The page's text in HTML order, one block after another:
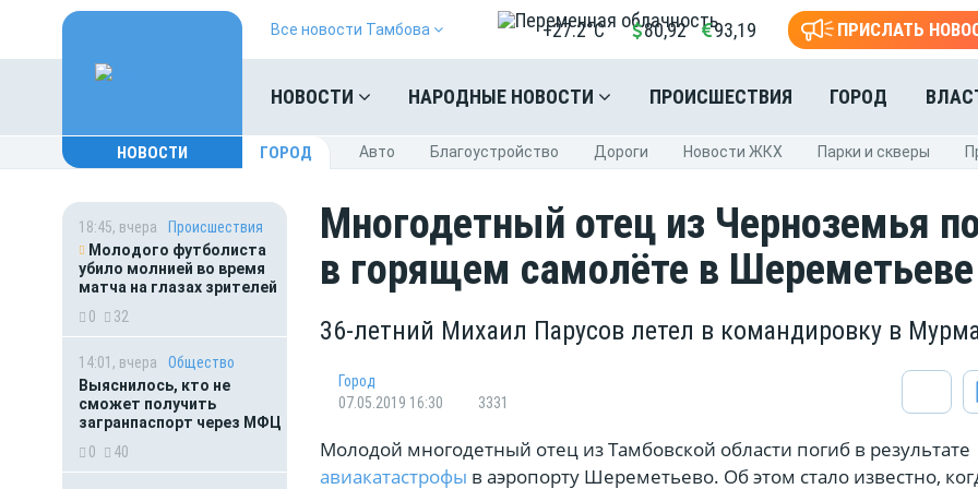
Все новости Тамбова +27.2°C 80,92 93,19 ПРИСЛАТЬ
НОВОСТИ НАРОДНЫЕ НОВОСТИ ПРОИСШЕСТВИЯ ГОРОД
НОВОСТИ ГОРОД Авто Благоустройство Дороги Новости ЖКХ Парки и скверы
18:45, вчера
Происшествия
Молодого футболиста
убило молнией во время
матча на глазах зрителей
0
32
14:01, вчера
Общество
Выяснилось, кто не
сможет получить
загранпаспорт через МФЦ
0
40
Многодетный отец из Черноземья
в горящем самолёте в Шереметьеве
36-летний Михаил Парусов летел в командировку в
Город
07.05.2019 16:30
3331
Молодой многодетный отец из Тамбовской области погиб в результате
авиакатастрофы в аэропорту Шереметьево. Об этом стало известно,